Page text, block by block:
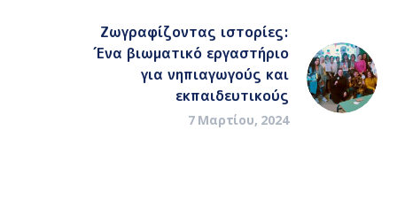
Ζωγραφίζοντας ιστορίες:
Ένα βιωματικό εργαστήριο
για νηπιαγωγούς και
εκπαιδευτικούς
7 Μαρτίου, 2024